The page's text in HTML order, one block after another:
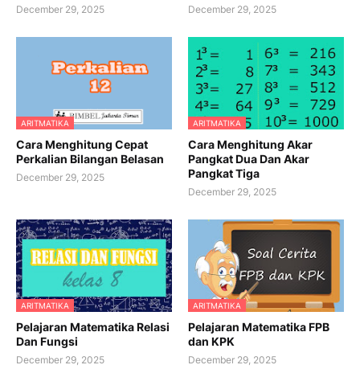
December 29, 2025 December 29, 2025
ARITMATIKA
Cara Menghitung Cepat
Perkalian Bilangan Belasan
December 29, 2025
ARITMATIKA
Cara Menghitung Akar
Pangkat Dua Dan Akar
Pangkat Tiga
December 29, 2025
ARITMATIKA
Pelajaran Matematika Relasi
Dan Fungsi
December 29, 2025
ARITMATIKA
Pelajaran Matematika FPB
dan KPK
December 29, 2025